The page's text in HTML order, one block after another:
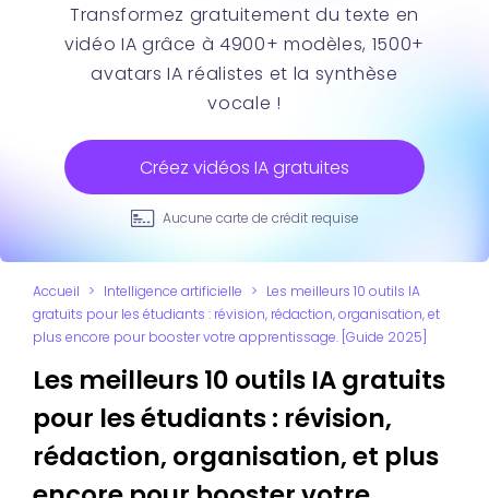
Transformez gratuitement du texte en
vidéo IA grâce à 4900+ modèles, 1500+
avatars IA réalistes et la synthèse
vocale !
Créez vidéos IA gratuites
Aucune carte de crédit requise
Accueil > Intelligence artificielle > Les meilleurs 10 outils IA
gratuits pour les étudiants : révision, rédaction, organisation, et
plus encore pour booster votre apprentissage. [Guide 2025]
Les meilleurs 10 outils IA gratuits
pour les étudiants : révision,
rédaction, organisation, et plus